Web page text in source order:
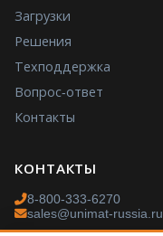
Загрузки
Решения
Техподдержка
Вопрос-ответ
Контакты
КОНТАКТЫ
8-800-333-6270
sales@unimat-russia.ru